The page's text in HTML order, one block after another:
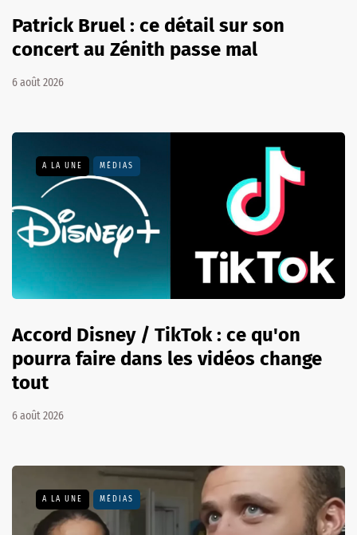
Patrick Bruel : ce détail sur son
concert au Zénith passe mal
6 août 2026
A LA UNE MÉDIAS
Accord Disney / TikTok : ce qu'on
pourra faire dans les vidéos change
tout
6 août 2026
A LA UNE MÉDIAS